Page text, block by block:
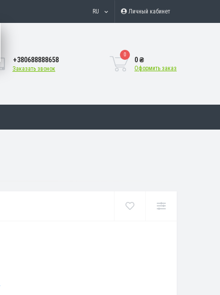
RU Личный кабинет
+380688888658
Заказать звонок
0
0 ₴
Оформить заказ